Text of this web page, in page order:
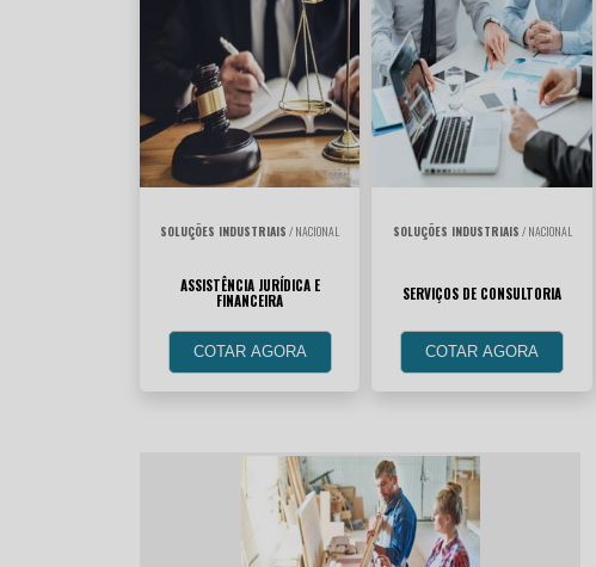
SOLUÇÕES INDUSTRIAIS / NACIONAL
ASSISTÊNCIA JURÍDICA E
FINANCEIRA
COTAR AGORA
SOLUÇÕES INDUSTRIAIS / NACIONAL
SERVIÇOS DE CONSULTORIA
COTAR AGORA